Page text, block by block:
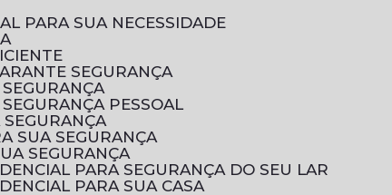
PARA SUA NECESSIDADE
SEGURANÇA
PESSOAL
SEGURANÇA
SUA SEGURANÇA
SEGURANÇA
PARA SEGURANÇA DO SEU LAR
PARA SUA CASA